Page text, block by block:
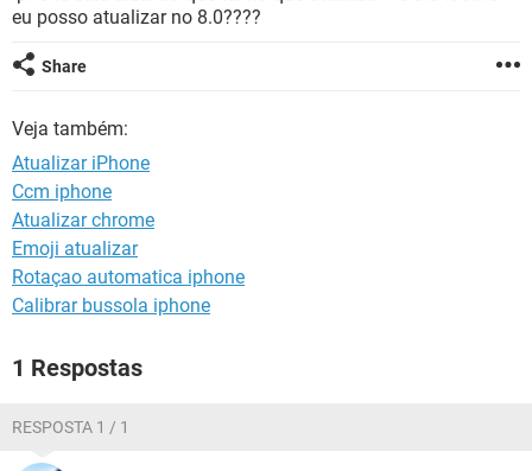
OUTLOOK
INSTAGRAM
eu posso atualizar no 8.0????
Share
Veja também:
Atualizar iPhone
Ccm iphone
Atualizar chrome
Emoji atualizar
Rotaçao automatica iphone
Calibrar bussola iphone
1 Respostas
RESPOSTA 1 / 1